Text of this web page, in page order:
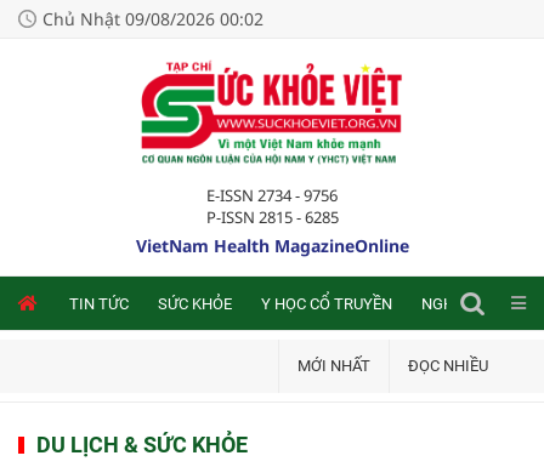
Chủ Nhật 09/08/2026 00:02
E-ISSN 2734 - 9756
P-ISSN 2815 - 6285
VietNam Health MagazineOnline
TIN TỨC SỨC KHỎE Y HỌC CỔ TRUYỀN NGHIÊN CỨU
MỚI NHẤT ĐỌC NHIỀU
DU LỊCH & SỨC KHỎE